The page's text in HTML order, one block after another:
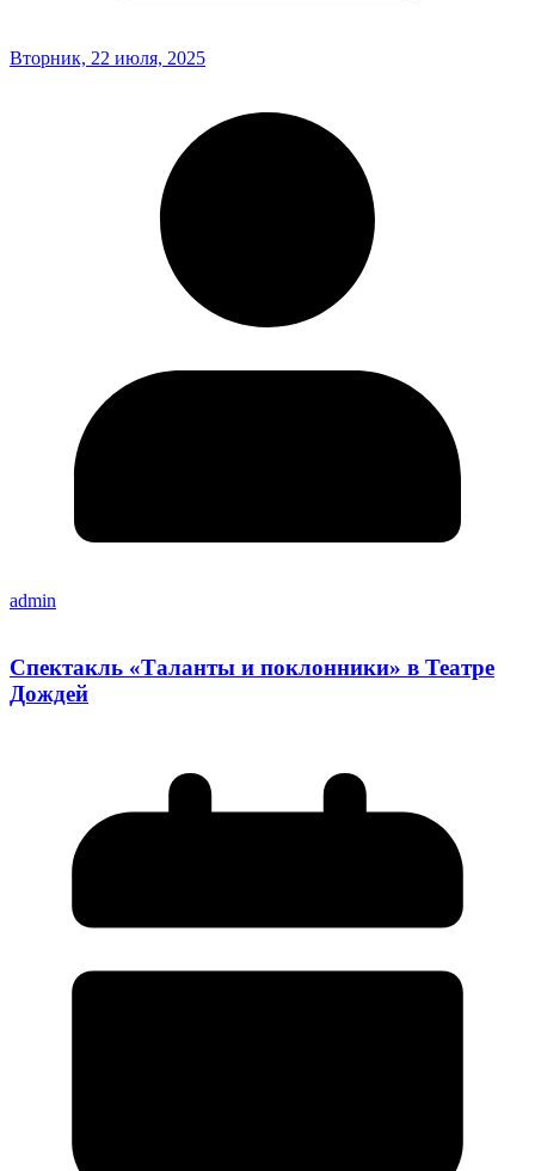
Вторник, 22 июля, 2025
admin
Спектакль «Таланты и поклонники» в Театре
Дождей